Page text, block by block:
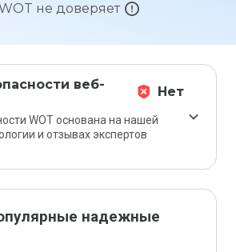
не доверяет
веб-
Нет
WOT основана на нашей
и отзывах экспертов
надежные